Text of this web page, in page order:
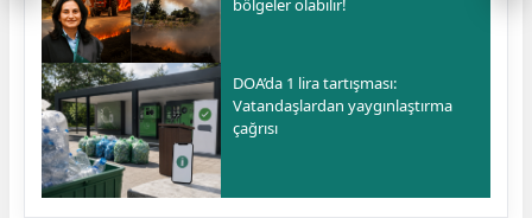
bölgeler olabilir!
DOA’da 1 lira tartışması:
Vatandaşlardan yaygınlaştırma
çağrısı